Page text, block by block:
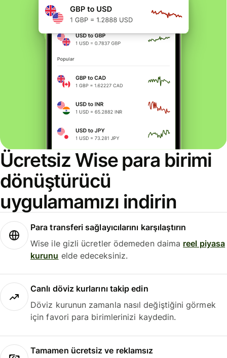
Ücretsiz Wise para birimi
dönüştürücü
uygulamamızı indirin
Para transferi sağlayıcılarını karşılaştırın
Wise ile gizli ücretler ödemeden daima reel piyasa
kurunu elde edeceksiniz.
Canlı döviz kurlarını takip edin
Döviz kurunun zamanla nasıl değiştiğini görmek
için favori para birimlerinizi kaydedin.
Tamamen ücretsiz ve reklamsız